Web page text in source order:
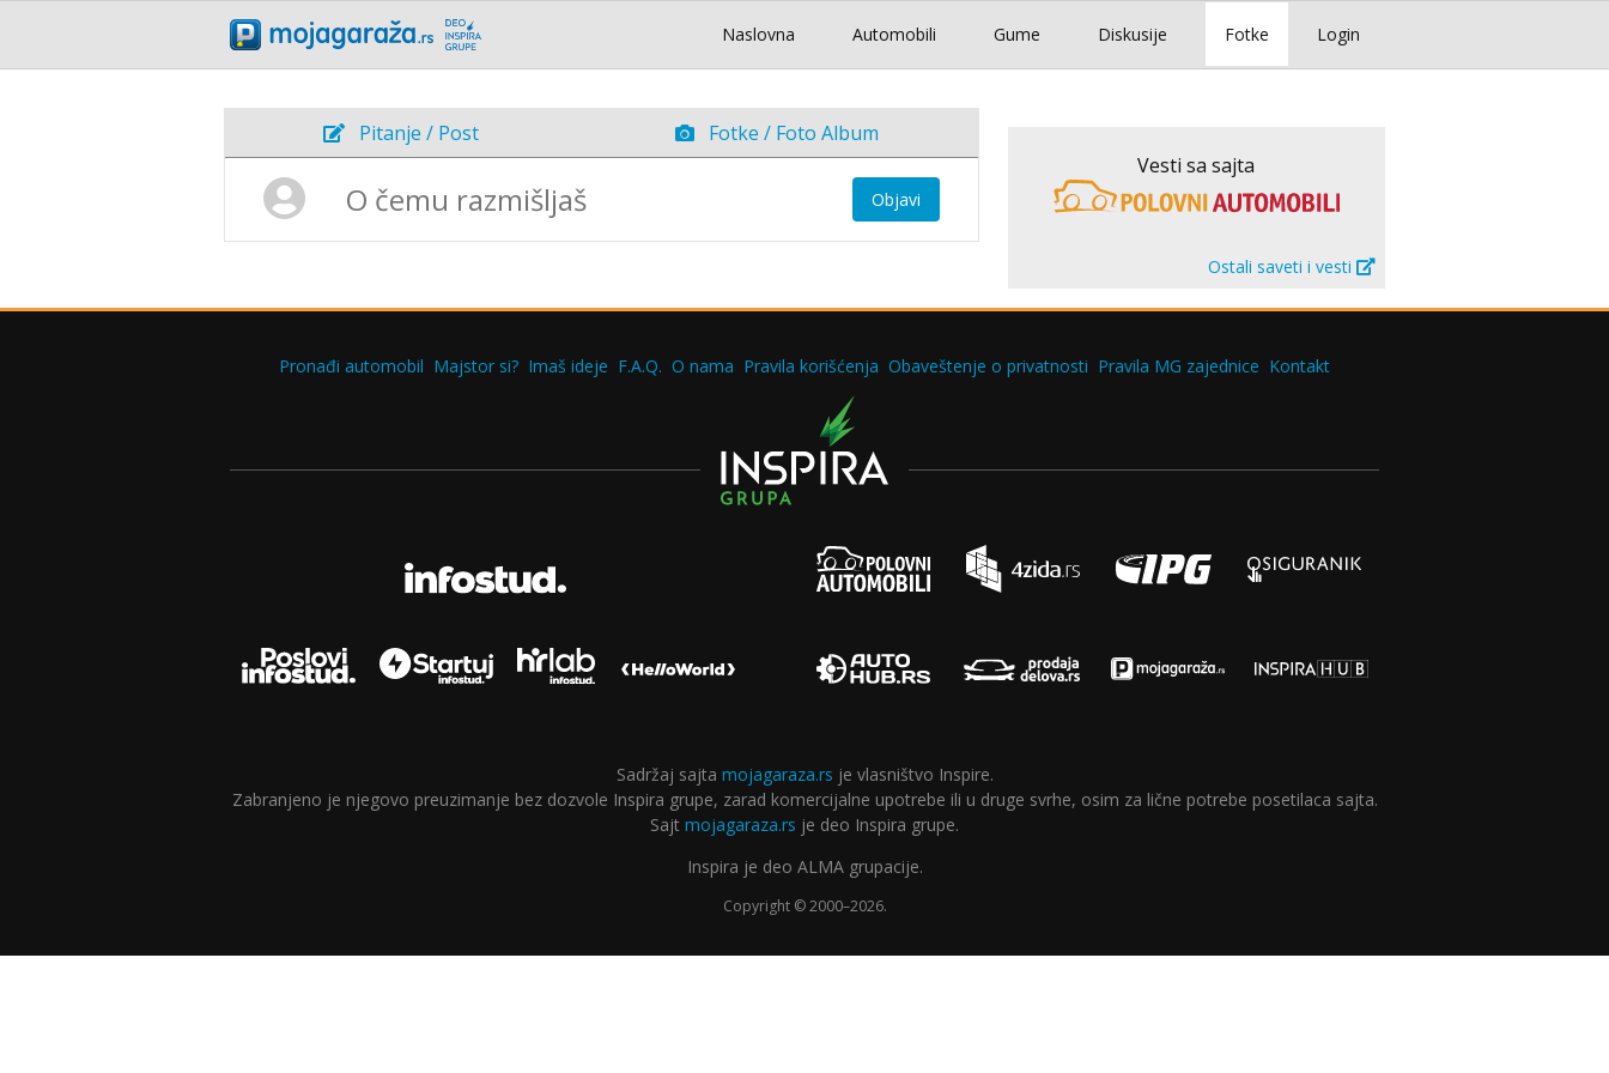
Login
Naslovna Automobili Gume Diskusije Fotke
Pitanje / Post Fotke / Foto Album
Objavi
Vesti sa sajta
Ostali saveti i vesti
Pronađi automobil Majstor si? Imaš ideje F.A.Q. O nama Pravila korišćenja Obaveštenje o privatnosti Pravila MG zajednice Kontakt
Sadržaj sajta mojagaraza.rs je vlasništvo Inspire.
Zabranjeno je njegovo preuzimanje bez dozvole Inspira grupe, zarad komercijalne upotrebe ili u druge svrhe, osim za lične potrebe posetilaca sajta.
Sajt mojagaraza.rs je deo Inspira grupe.
Inspira je deo ALMA grupacije.
Copyright © 2000–2026.